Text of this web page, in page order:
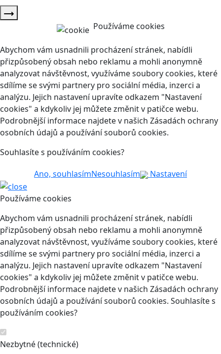
Používáme cookies
Abychom vám usnadnili procházení stránek, nabídli
přizpůsobený obsah nebo reklamu a mohli anonymně
analyzovat návštěvnost, využíváme soubory cookies, které
sdílíme se svými partnery pro sociální média, inzerci a
analýzu. Jejich nastavení upravíte odkazem "Nastavení
cookies" a kdykoliv jej můžete změnit v patičce webu.
Podrobnější informace najdete v našich Zásadách ochrany
osobních údajů a používání souborů cookies.
Souhlasíte s používáním cookies?
Ano, souhlasímNesouhlasím Nastavení
Používáme cookies
Abychom vám usnadnili procházení stránek, nabídli
přizpůsobený obsah nebo reklamu a mohli anonymně
analyzovat návštěvnost, využíváme soubory cookies, které
sdílíme se svými partnery pro sociální média, inzerci a
analýzu. Jejich nastavení upravíte odkazem "Nastavení
cookies" a kdykoliv jej můžete změnit v patičce webu.
Podrobnější informace najdete v našich Zásadách ochrany
osobních údajů a používání souborů cookies. Souhlasíte s
používáním cookies?
Nezbytné (technické)